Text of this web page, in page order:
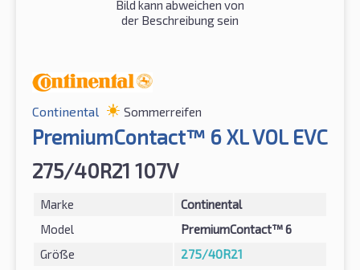
Bild kann abweichen von
der Beschreibung sein
Continental Sommerreifen
PremiumContact™ 6 XL VOL EVC
275/40R21 107V
Marke
Continental
Model
PremiumContact™ 6
Größe
275/40R21